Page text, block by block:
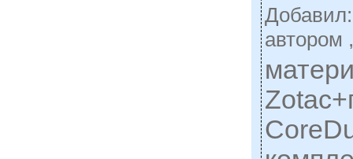
автором